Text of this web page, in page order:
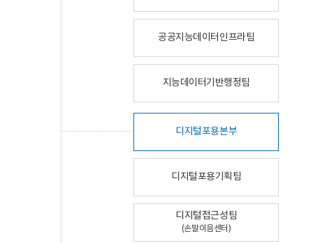
공공지능데이터인프라팀
지능데이터기반행정팀
디지털포용본부
디지털포용기획팀
디지털접근성팀
(손말이음센터)